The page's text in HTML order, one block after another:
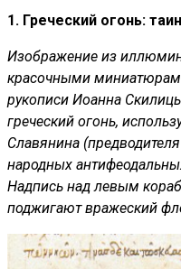
1. Греческий огонь:
Изображение из
красочными
рукописи Иоанна
греческий огонь,
Славянина
народных
Надпись над левым
поджигают вражеский